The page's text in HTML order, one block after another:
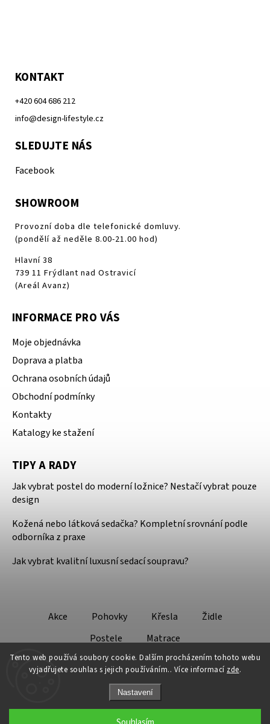
Tento web používá soubory cookie. Dalším procházením tohoto webu
vyjadřujete souhlas s jejich používáním.. Více informací zde.
Nastavení
KONTAKT
+420 604 686 212
info@design-lifestyle.cz
SLEDUJTE NÁS
Facebook
SHOWROOM
Provozní doba dle telefonické domluvy.
(pondělí až neděle 8.00-21.00 hod)
Hlavní 38
739 11 Frýdlant nad Ostravicí
(Areál Avanz)
INFORMACE PRO VÁS
Moje objednávka
Doprava a platba
Ochrana osobních údajů
Obchodní podmínky
Kontakty
Katalogy ke stažení
TIPY A RADY
Jak vybrat postel do moderní ložnice? Nestačí vybrat pouze
design
Kožená nebo látková sedačka? Kompletní srovnání podle
odborníka z praxe
Jak vybrat kvalitní luxusní sedací soupravu?
Akce Pohovky Křesla
Židle
Postele
Matrace